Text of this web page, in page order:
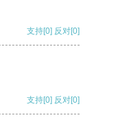
支持[0] 反对[0]
支持[0] 反对[0]